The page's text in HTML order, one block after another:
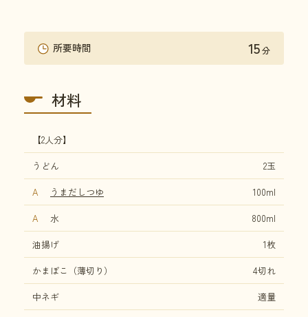
所要時間 15分
材料
【2人分】
うどん
2玉
A
うまだしつゆ
100ml
A
水
800ml
油揚げ
1枚
かまぼこ（薄切り）
4切れ
中ネギ
適量